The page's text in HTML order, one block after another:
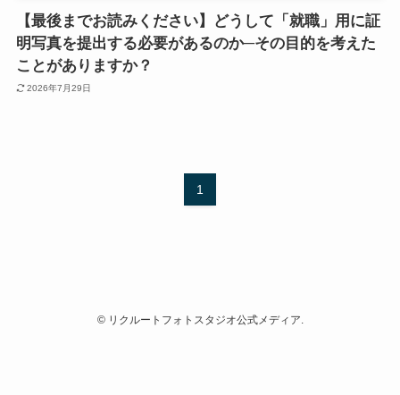
【最後までお読みください】どうして「就職」用に証
明写真を提出する必要があるのか─その目的を考えた
ことがありますか？
2026年7月29日
1
©リクルートフォトスタジオ公式メディア.